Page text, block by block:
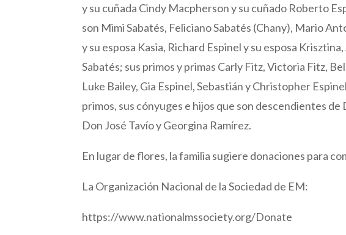
y su cuñada Cindy Macpherson y su cuñado Roberto
son Mimi Sabatés, Feliciano Sabatés (Chany), Mario
y su esposa Kasia, Richard Espinel y su esposa
Sabatés; sus primos y primas Carly Fitz, Victoria Fitz,
Luke Bailey, Gia Espinel, Sebastián y Christopher
primos, sus cónyuges e hijos que son descendientes
Don José Tavío y Georgina Ramírez.
En lugar de flores, la familia sugiere donaciones para
La Organización Nacional de la Sociedad de EM:
https://www.nationalmssociety.org/Donate